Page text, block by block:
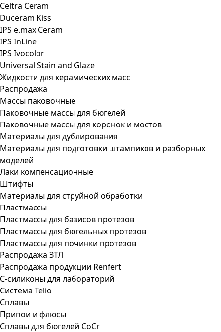
Celtra Ceram
Duceram Kiss
IPS e.max Ceram
IPS InLine
IPS Ivocolor
Universal Stain and Glaze
Жидкости для керамических масс
Распродажа
Массы паковочные
Паковочные массы для бюгелей
Паковочные массы для коронок и мостов
Материалы для дублирования
Материалы для подготовки штампиков и разборных
моделей
Лаки компенсационные
Штифты
Материалы для струйной обработки
Пластмассы
Пластмассы для базисов протезов
Пластмассы для бюгельных протезов
Пластмассы для починки протезов
Распродажа ЗТЛ
Распродажа продукции Renfert
С-силиконы для лабораторий
Система Telio
Сплавы
Припои и флюсы
Сплавы для бюгелей CoCr